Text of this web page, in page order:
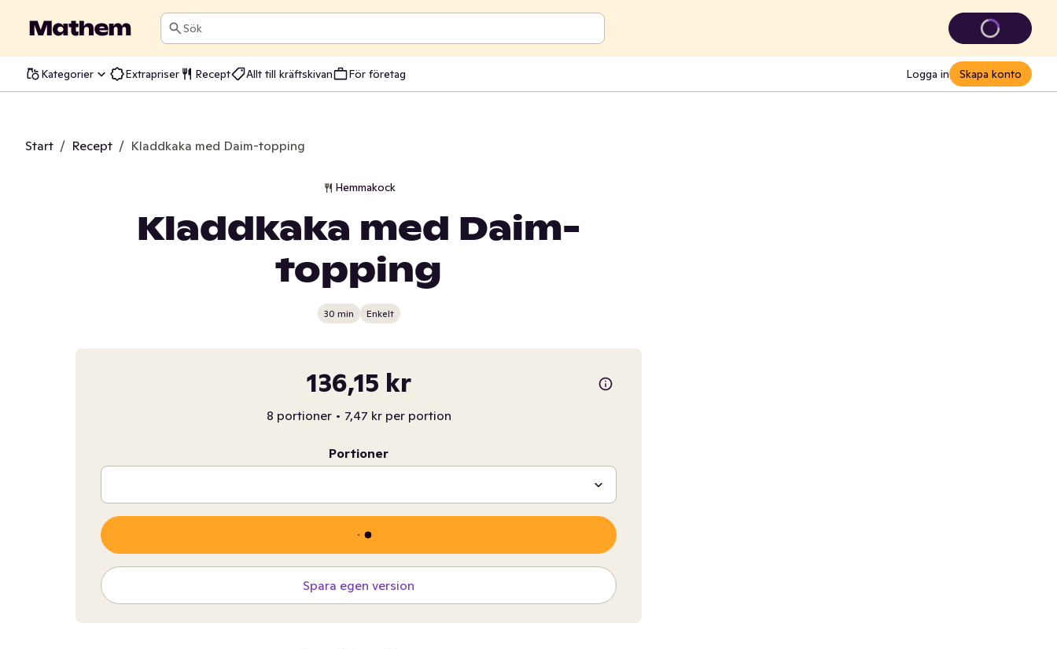
Sök
Kategorier Extrapriser Recept Allt till kräftskivan För företag Logga in Skapa konto
Start / Recept / Kladdkaka med Daim-topping
Hemmakock
Kladdkaka med Daim-
topping
30 min Enkelt
136,15 kr
8 portioner • 7,47 kr per portion
Portioner
Spara egen version